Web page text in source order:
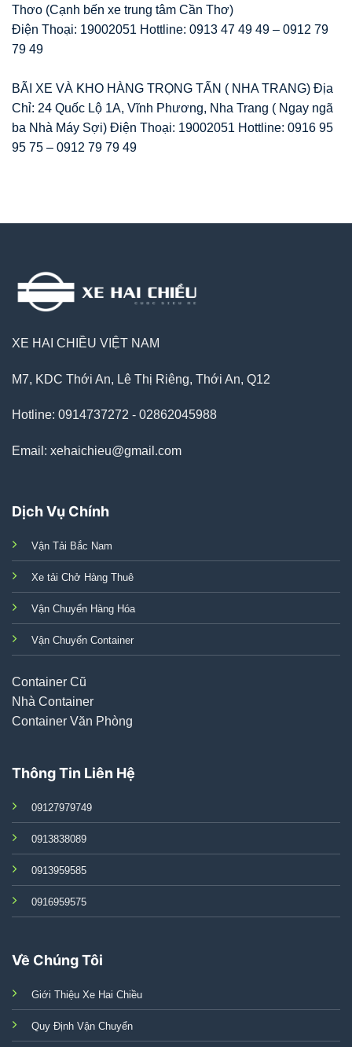
Thơo (Cạnh bến xe trung tâm Cần Thơ)
Điện Thoại: 19002051 Hottline: 0913 47 49 49 – 0912 79
79 49
BÃI XE VÀ KHO HÀNG TRỌNG TẤN ( NHA TRANG) Địa
Chỉ: 24 Quốc Lộ 1A, Vĩnh Phương, Nha Trang ( Ngay ngã
ba Nhà Máy Sợi) Điện Thoại: 19002051 Hottline: 0916 95
95 75 – 0912 79 79 49
XE HAI CHIỀU VIỆT NAM
M7, KDC Thới An, Lê Thị Riêng, Thới An, Q12
Hotline: 0914737272 - 02862045988
Email: xehaichieu@gmail.com
Dịch Vụ Chính
Vận Tải Bắc Nam
Xe tải Chở Hàng Thuê
Vận Chuyển Hàng Hóa
Vận Chuyển Container
Container Cũ
Nhà Container
Container Văn Phòng
Thông Tin Liên Hệ
09127979749
0913838089
0913959585
0916959575
Về Chúng Tôi
Giới Thiệu Xe Hai Chiều
Quy Định Vận Chuyển